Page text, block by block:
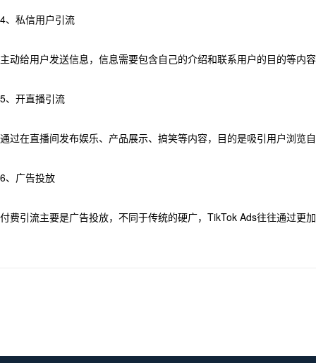
4、私信用户引流
主动给用户发送信息，信息需要包含自己的介绍和联系用户的目的等内
5、开直播引流
通过在直播间发布娱乐、产品展示、搞笑等内容，目的是吸引用户浏览
6、广告投放
付费引流主要是广告投放，不同于传统的硬广，TikTok Ads往往通过更